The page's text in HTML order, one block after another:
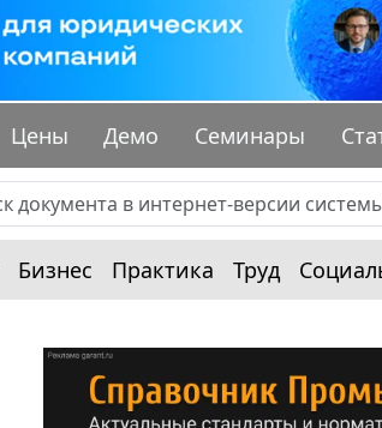
Цены Демо Семинары
Бизнес Практика Труд